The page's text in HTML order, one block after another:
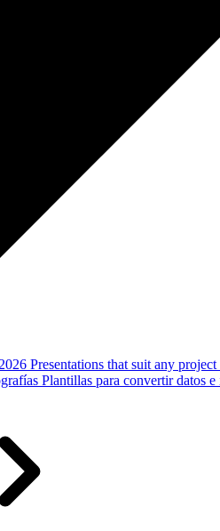
Presentations that suit any project
Plantillas para convertir datos